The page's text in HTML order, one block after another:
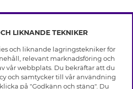
INFO
Leverans
Villkor
Cookies
OM GLITTER
Black Friday
LIKNANDE TEKNIKER
och liknande lagringstekniker för
relevant marknadsföring och
vår webbplats. Du bekräftar att du
och samtycker till vår användning
på "Godkänn och stäng". Du